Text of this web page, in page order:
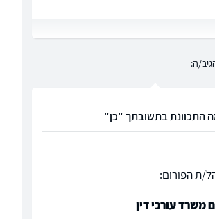
ה:
התכוונת בתשובתך "כן"
ת הפורום:
משרד עורכי דין